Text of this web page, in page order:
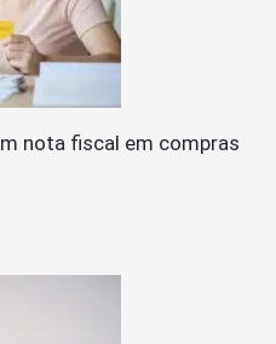
nota fiscal em compras